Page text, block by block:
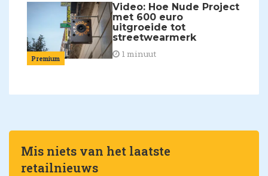
Premium
Video: Hoe Nude Project
met 600 euro
uitgroeide tot
streetwearmerk
1 minuut
Mis niets van het laatste
retailnieuws